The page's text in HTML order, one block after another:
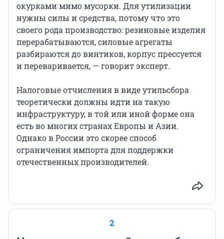
окурками мимо мусорки. Для утилизации
нужны силы и средства, потому что это
своего рода производство: резиновые изделия
перерабатываются, силовые агрегаты
разбираются до винтиков, корпус прессуется
и переваривается, — говорит эксперт.
Налоговые отчисления в виде утильсбора
теоретически должны идти на такую
инфраструктуру, в той или иной форме она
есть во многих странах Европы и Азии.
Однако в России это скорее способ
ограничения импорта для поддержки
отечественных производителей.
2